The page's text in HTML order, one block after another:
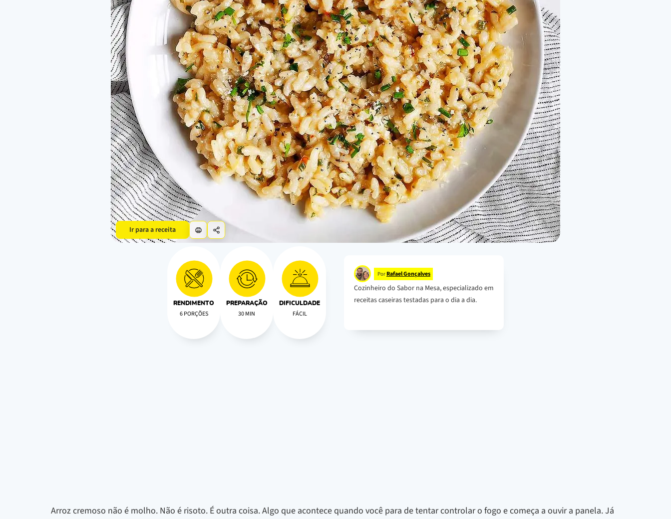
Ir para a receita
RENDIMENTO
6 PORÇÕES
PREPARAÇÃO
30 MIN
DIFICULDADE
FÁCIL
Por Rafael Gonçalves
Cozinheiro do Sabor na Mesa, especializado em
receitas caseiras testadas para o dia a dia.
Arroz cremoso não é molho. Não é risoto. É outra coisa. Algo que acontece quando você para de tentar controlar o fogo e começa a ouvir a panela. Já